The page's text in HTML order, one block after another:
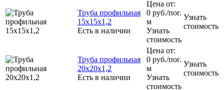
Труба профильная
15x15x1,2
Есть в наличии
Цена от:
0 руб./пог.
м
Узнать
стоимость
Узнать
стоимость
Труба профильная
20x20x1,2
Есть в наличии
Цена от:
0 руб./пог.
м
Узнать
стоимость
Узнать
стоимость